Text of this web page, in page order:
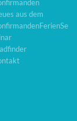
aus dem